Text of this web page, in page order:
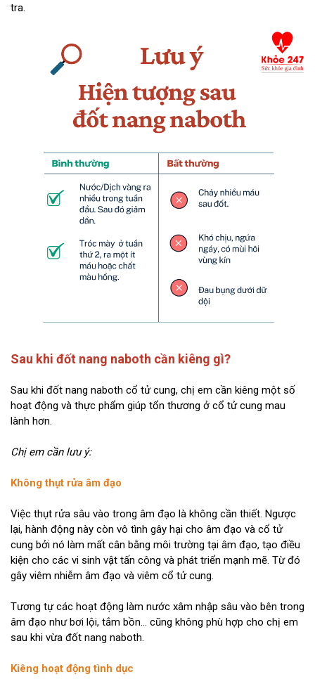
tra.
Sau khi đốt nang naboth cần kiêng gì?
Sau khi đốt nang naboth cổ tử cung, chị em cần kiêng một số
hoạt động và thực phẩm giúp tổn thương ở cổ tử cung mau
lành hơn.
Chị em cần lưu ý:
Không thụt rửa âm đạo
Việc thụt rửa sâu vào trong âm đạo là không cần thiết. Ngược
lại, hành động này còn vô tình gây hại cho âm đạo và cổ tử
cung bởi nó làm mất cân bằng môi trường tại âm đạo, tạo điều
kiện cho các vi sinh vật tấn công và phát triển mạnh mẽ. Từ đó
gây viêm nhiễm âm đạo và viêm cổ tử cung.
Tương tự các hoạt động làm nước xâm nhập sâu vào bên trong
âm đạo như bơi lội, tắm bồn… cũng không phù hợp cho chị em
sau khi vừa đốt nang naboth.
Kiêng hoạt động tình dục